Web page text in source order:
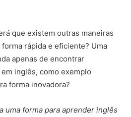
que existem outras maneiras
rápida e eficiente? Uma
apenas de encontrar
inglês, como exemplo
forma inovadora?
uma forma para aprender inglês